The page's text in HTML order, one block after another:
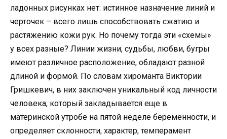
ладонных рисунках нет: истинное назначение линий и
черточек – всего лишь способствовать сжатию и
растяжению кожи рук. Но почему тогда эти «схемы»
у всех разные? Линии жизни, судьбы, любви, бугры
имеют различное расположение, обладают разной
длиной и формой. По словам хироманта Виктории
Гришкевич, в них заключен уникальный код личности
человека, который закладывается еще в
материнской утробе на пятой неделе беременности, и
определяет склонности, характер, темперамент